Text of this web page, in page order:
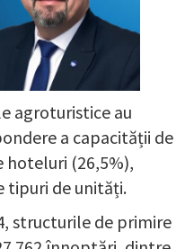
agroturistice au
a capacității de
hoteluri (26,5%),
tipuri de unități.
structurile de primire